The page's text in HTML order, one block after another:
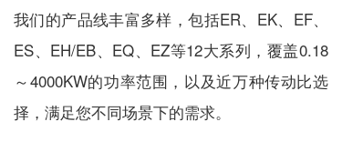
我们的产品线丰富多样，包括ER、EK、EF、
ES、EH/EB、EQ、EZ等12大系列，覆盖0.18
～4000KW的功率范围，以及近万种传动比选
择，满足您不同场景下的需求。